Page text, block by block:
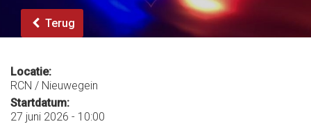
Terug
Locatie:
RCN / Nieuwegein
Startdatum:
27 juni 2026 - 10:00